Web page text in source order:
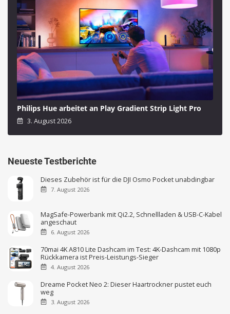
Philips Hue arbeitet an Play Gradient Strip Light Pro
3. August 2026
Neueste Testberichte
Dieses Zubehör ist für die DJI Osmo Pocket unabdingbar
7. August 2026
MagSafe-Powerbank mit Qi2.2, Schnellladen & USB-C-Kabel
angeschaut
6. August 2026
70mai 4K A810 Lite Dashcam im Test: 4K-Dashcam mit 1080p
Rückkamera ist Preis-Leistungs-Sieger
4. August 2026
Dreame Pocket Neo 2: Dieser Haartrockner pustet euch
weg
3. August 2026